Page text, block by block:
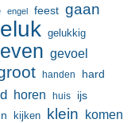
engel feest gaan
gelukkig
gevoel
handen hard
horen huis ijs
kijken klein komen